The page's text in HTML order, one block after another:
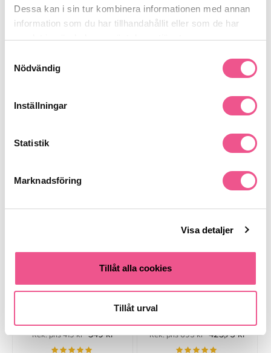
Dessa kan i sin tur kombinera informationen med annan
information som du har tillhandahållit eller som de har
samlat in när du har använt deras tjänster.
Nödvändig
Inställningar
Statistik
Marknadsföring
Visa detaljer
Tillåt alla cookies
Tillåt urval
Recensioner
Rek. pris 419 kr 349 kr Rek. pris 695 kr 423,75 kr